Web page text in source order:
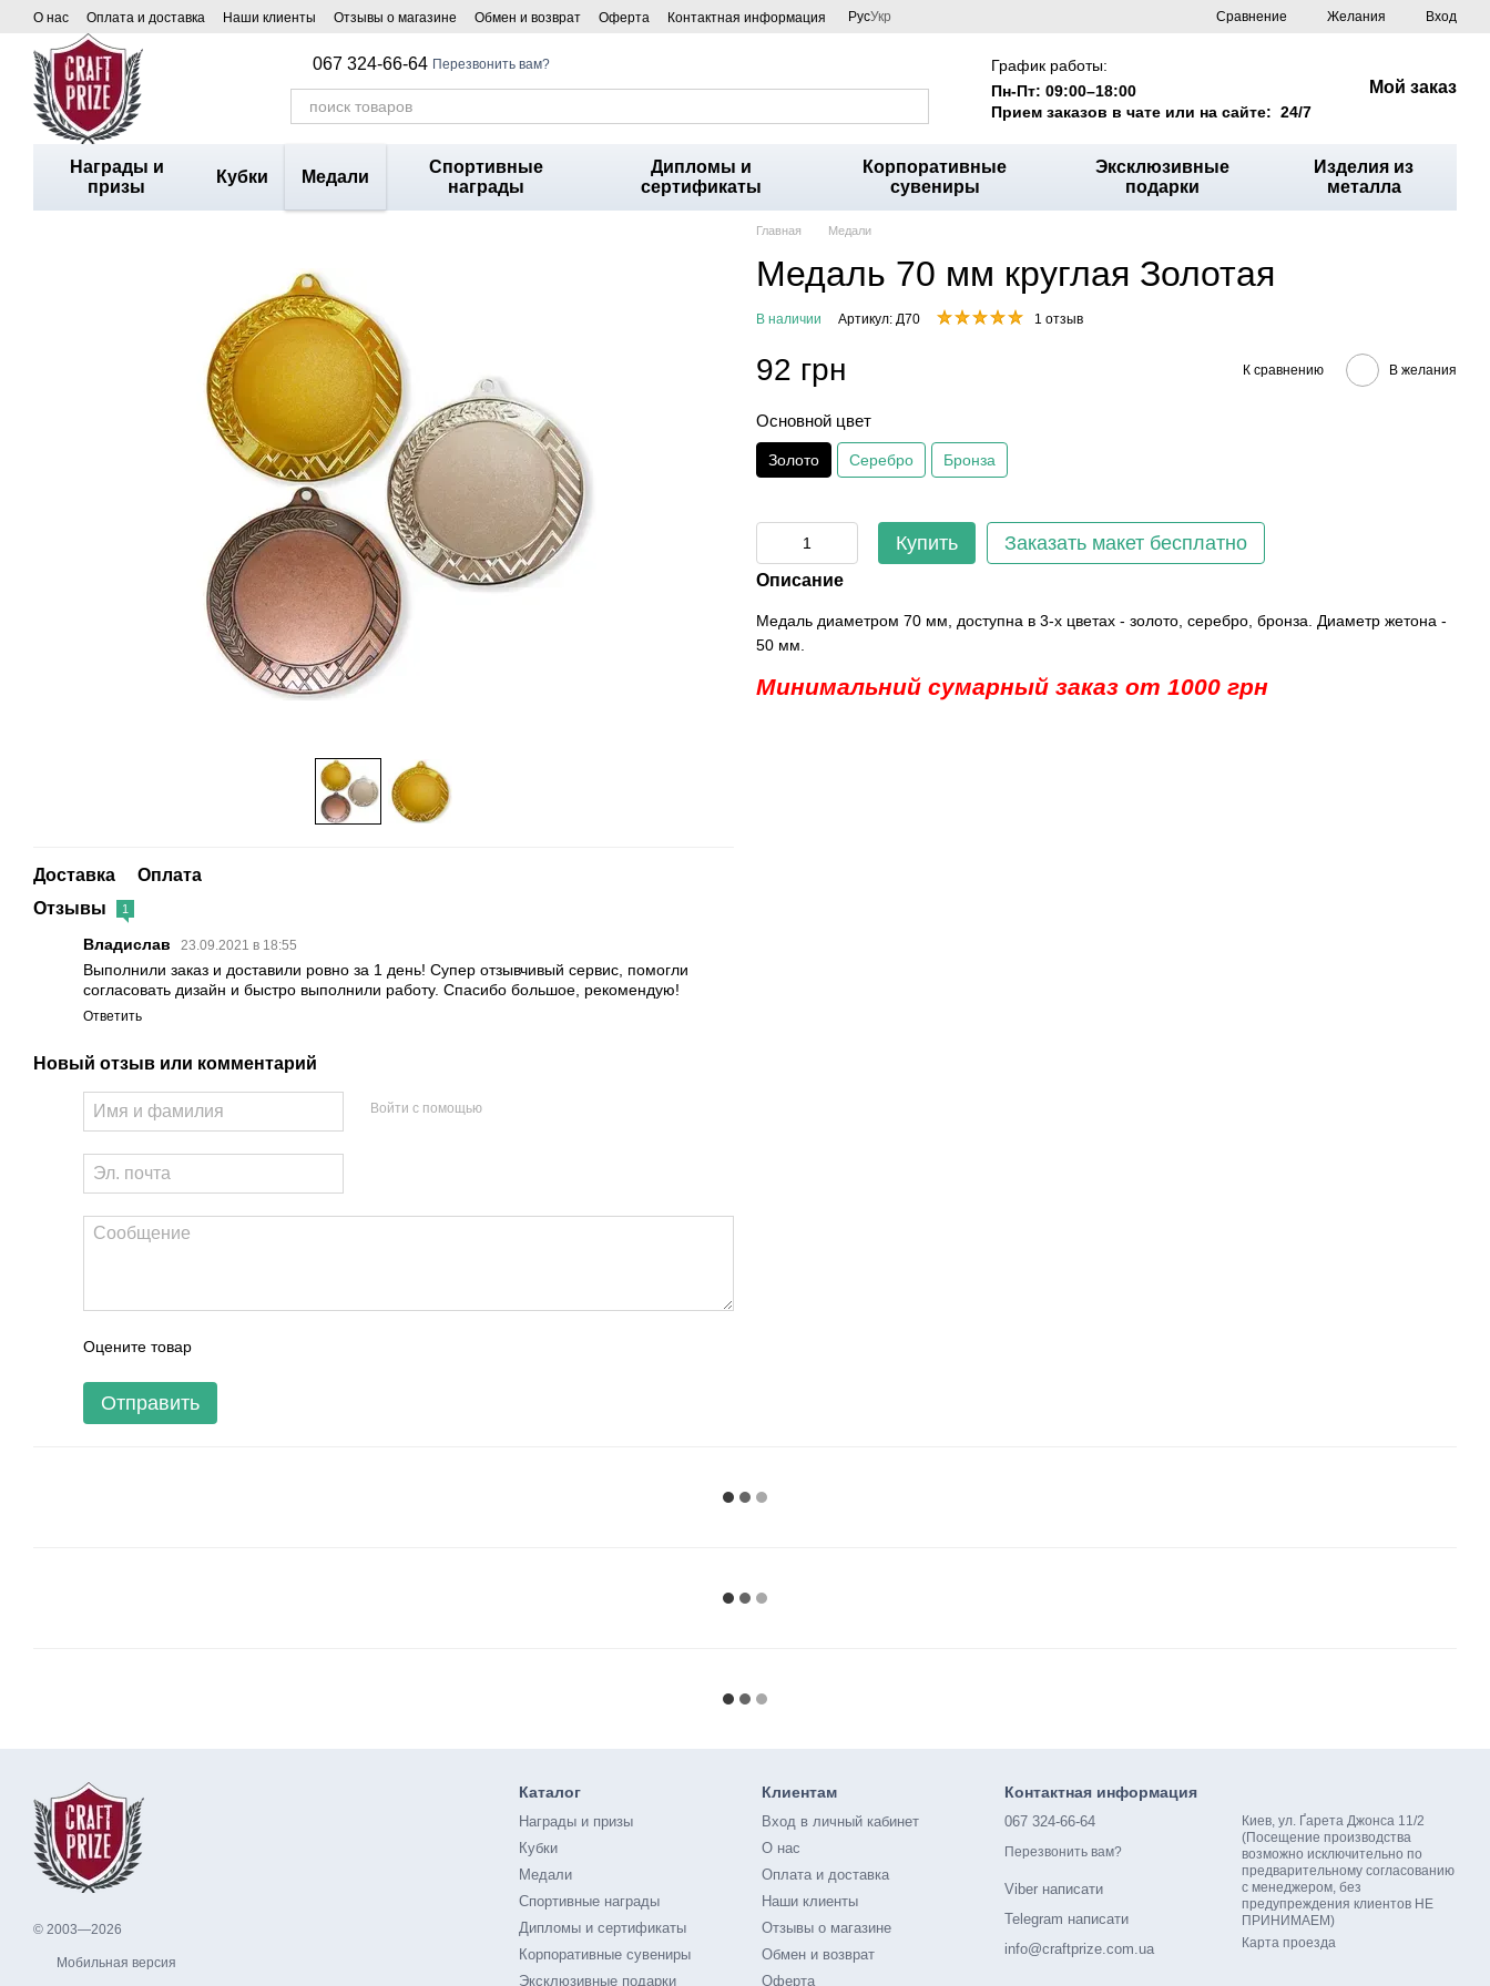
Перейти к основному контенту
О нас Оплата и доставка Наши клиенты Отзывы о магазине Обмен и возврат Оферта Контактная информация РусУкр Сравнение Желания Вход
067 324-66-64 Перезвонить вам?
График работы:
Пн-Пт: 09:00–18:00
Прием заказов в чате или на сайте: 24/7
Мой заказ
Награды и
призы
Кубки Медали
Спортивные
награды
Дипломы и
сертификаты
Корпоративные
сувениры
Эксклюзивные
подарки
Изделия из
металла
Доставка
Оплата
Отзывы
1
Владислав 23.09.2021 в 18:55
Выполнили заказ и доставили ровно за 1 день! Супер отзывчивый сервис, помогли
согласовать дизайн и быстро выполнили работу. Спасибо большое, рекомендую!
Ответить
Новый отзыв или комментарий
Войти с помощью
Оцените товар
Отправить
Главная Медали
Медаль 70 мм круглая Золотая
В наличии Артикул: Д70 1 отзыв
92 грн К сравнению В желания
Основной цвет
Золото Серебро Бронза
Купить Заказать макет бесплатно
Описание
Медаль диаметром 70 мм, доступна в 3-х цветах - золото, серебро, бронза. Диаметр жетона -
50 мм.
Минимальний сумарный заказ от 1000 грн
© 2003—2026
Мобильная версия
Каталог
Награды и призы
Кубки
Медали
Спортивные награды
Дипломы и сертификаты
Корпоративные сувениры
Эксклюзивные подарки
Клиентам
Вход в личный кабинет
О нас
Оплата и доставка
Наши клиенты
Отзывы о магазине
Обмен и возврат
Оферта
Контактная информация
067 324-66-64
Перезвонить вам?
Viber написати
Telegram написати
info@craftprize.com.ua
Киев, ул. Ґарета Джонса 11/2
(Посещение производства
возможно исключительно по
предварительному согласованию
с менеджером, без
предупреждения клиентов НЕ
ПРИНИМАЕМ)
Карта проезда